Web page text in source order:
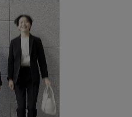
環境に配慮したサスティナブルな素
性とソフトな肌触りを持ったリラク
ジーケア性／UVケア性も兼ね備えた